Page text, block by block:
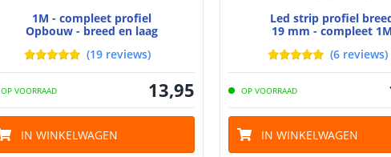
Plakstrip
Breedte led
Dikte led strip
1M - compleet profiel
Opbouw - breed en laag
(19 reviews)
OP VOORRAAD 13,95
IN WINKELWAGEN
Led strip profiel
19 mm - compleet 1M
(6 reviews)
OP VOORRAAD
IN WINKELWAGEN